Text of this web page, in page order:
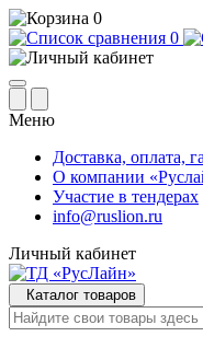
0
0
Меню
Доставка, оплата,
О компании
Участие в тендерах
info@ruslion.ru
Личный кабинет
Каталог товаров